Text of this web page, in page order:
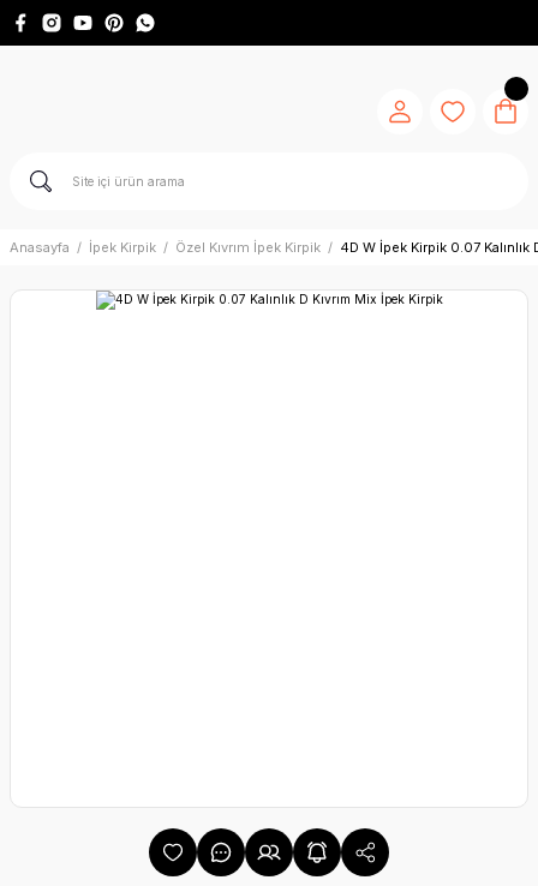
Anasayfa İpek Kirpik Özel Kıvrım İpek Kirpik 4D W İpek Kirpik 0.07 Kalınlık